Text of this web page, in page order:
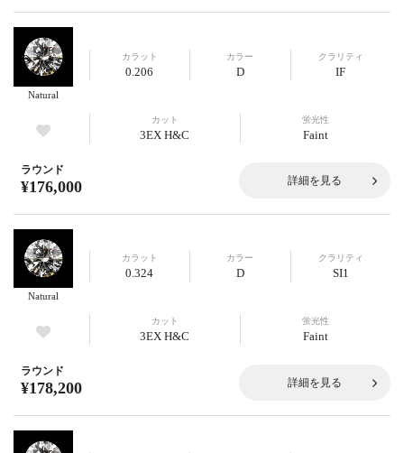
Natural
カラット
0.206
カラー
D
クラリティ
IF
カット
3EX H&C
蛍光性
Faint
ラウンド
¥176,000 詳細を見る
Natural
カラット
0.324
カラー
D
クラリティ
SI1
カット
3EX H&C
蛍光性
Faint
ラウンド
¥178,200 詳細を見る